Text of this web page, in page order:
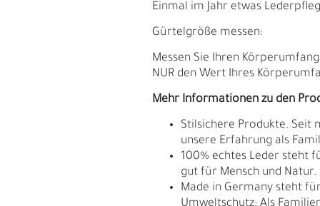
E
Einmal im Jahr etwas
Gürtelgröße messen:
Messen Sie Ihren
NUR den Wert Ihres
Mehr Informationen zu den
Stilsichere Produkte. Seit
unsere Erfahrung als
100% echtes Leder steht
gut für Mensch und Natur.
Made in Germany steht